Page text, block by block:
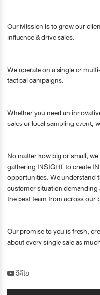
Our Mission is to grow our
influence & drive sales.
​We operate on a single or
tactical campaigns.
Whether you need an
sales or local sampling event,
No matter how big or small,
gathering INSIGHT to create
opportunities. We understand
customer situation
the best team from across our
Our promise to you is fresh,
about every single sale as
วีดีโอ